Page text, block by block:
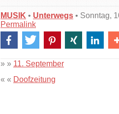
MUSIK • Unterwegs • Sonntag,
Permalink
» » 11. September
« « Doofzeitung